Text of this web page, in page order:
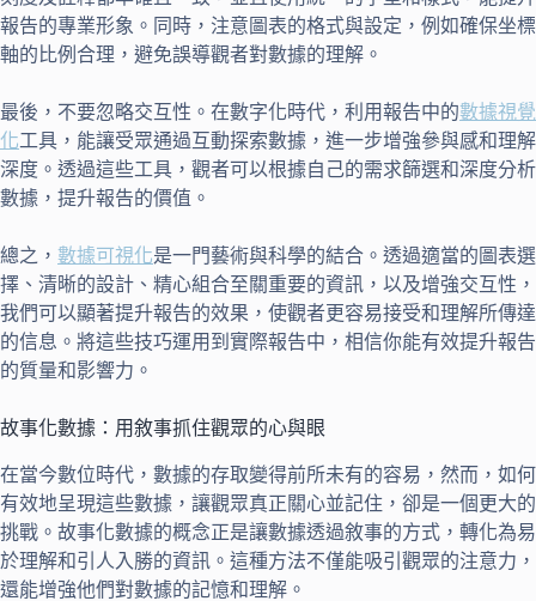
報告的專業形象。同時，注意圖表的格式與設定，例如確保坐標
軸的比例合理，避免誤導觀者對數據的理解。
最後，不要忽略交互性。在數字化時代，利用報告中的數據視覺
化工具，能讓受眾通過互動探索數據，進一步增強參與感和理解
深度。透過這些工具，觀者可以根據自己的需求篩選和深度分析
數據，提升報告的價值。
總之， 數據可視化是一門藝術與科學的結合。透過適當的圖表選
擇、清晰的設計、精心組合至關重要的資訊，以及增強交互性，
我們可以顯著提升報告的效果，使觀者更容易接受和理解所傳達
的信息。將這些技巧運用到實際報告中，相信你能有效提升報告
的質量和影響力。
故事化數據：用敘事抓住觀眾的心與眼
在當今數位時代，數據的存取變得前所未有的容易，然而，如何
有效地呈現這些數據，讓觀眾真正關心並記住，卻是一個更大的
挑戰。故事化數據的概念正是讓數據透過敘事的方式，轉化為易
於理解和引人入勝的資訊。這種方法不僅能吸引觀眾的注意力，
還能增強他們對數據的記憶和理解。